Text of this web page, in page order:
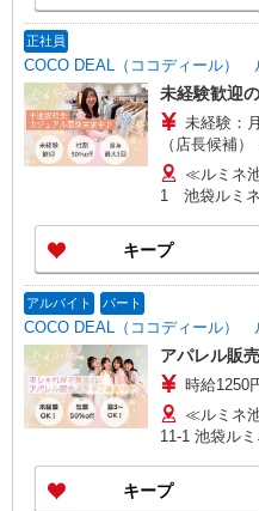
ア：30,800円
考慮 ※試用
補は月給27万
本などの各店舗
ルミネ池袋店
ネ有楽町店
PARCO店／
イクスピアリ
ナス店／テ
ワーモール店
天王寺MIO店
番街店／ミ
リアプラザ店 ▽他、詳しくは備考をご参照くださ
い。
正社員
COCO DEAL（ココディール）
未経験歓迎
未経験：
（店長候補
270,000円〜
含む） ※経験・能力考慮 ※固定残業時間は1ヶ月
あたり20時
3万円まで交
同条件 【手当】固定残業手当／資格手当／店舗職
制手当／住宅
当の種類は
時にお尋ねく
≪ルミネ
1 池袋ルミ
キープ
アルバイト パート
COCO DEAL（ココディール）
アパレル販
時給1250
≪ルミネ
11-1 池袋ル
ポリタン口(
メトロポリタ
キープ